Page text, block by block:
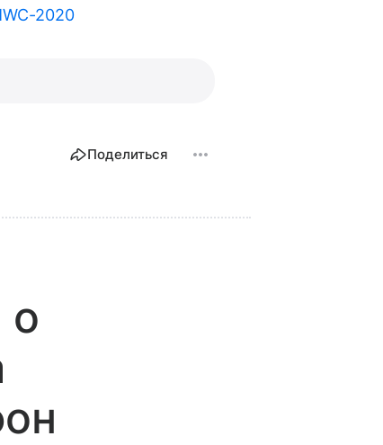
2020
Поделиться
о